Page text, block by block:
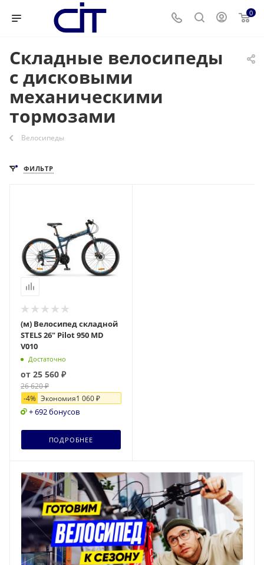
0
Складные велосипеды
с дисковыми
механическими
тормозами
Велосипеды
ФИЛЬТР
(м) Велосипед складной
STELS 26" Pilot 950 MD
V010
Достаточно
от 25 560 ₽
26 620 ₽
-4% Экономия1 060 ₽
+ 692 бонусов
ПОДРОБНЕЕ